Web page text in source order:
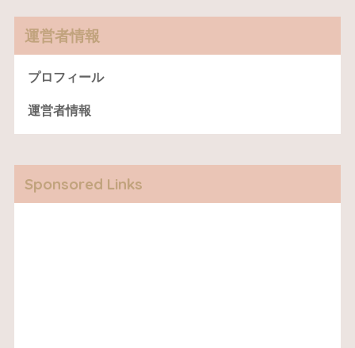
運営者情報
プロフィール
運営者情報
Sponsored Links